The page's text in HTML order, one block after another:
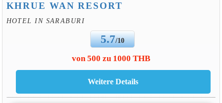
KHRUE WAN RESORT
HOTEL IN SARABURI
5.7/10
von 500 zu 1000 THB